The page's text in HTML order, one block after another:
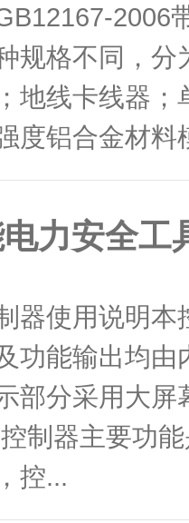
2006
规格不同，
地线卡线器
度铝合金材料
力安全工
器使用说明
功能输出均
部分采用大
制器主要功
控...